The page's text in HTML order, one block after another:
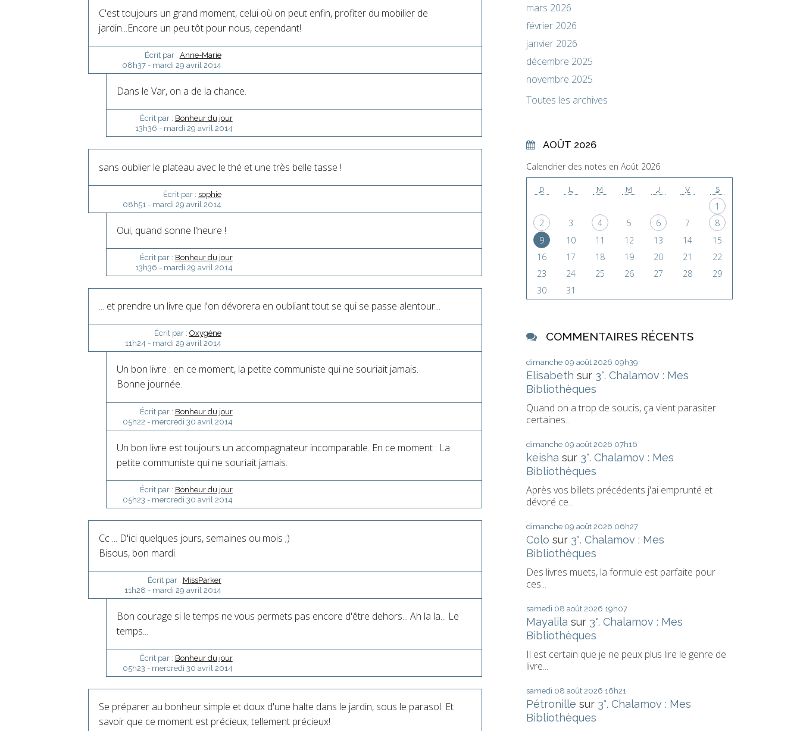
C'est toujours un grand moment, celui où on peut enfin, profiter du mobilier de
jardin...Encore un peu tôt pour nous, cependant!
Écrit par : Anne-Marie
08h37- mardi 29 avril 2014
Dans le Var, on a de la chance.
Écrit par : Bonheur du jour
13h36 - mardi 29 avril 2014
sans oublier le plateau avec le thé et une très belle tasse !
Écrit par : sophie
08h51 - mardi 29 avril 2014
Oui, quand sonne l'heure !
Écrit par : Bonheur du jour
13h36 - mardi 29 avril 2014
... et prendre un livre que l'on dévorera en oubliant tout se qui se passe alentour...
Écrit par : Oxygène
11h24 - mardi 29 avril 2014
Un bon livre : en ce moment, la petite communiste qui ne souriait jamais.
Bonne journée.
Écrit par : Bonheur du jour
05h22 - mercredi 30 avril 2014
Un bon livre est toujours un accompagnateur incomparable. En ce moment : La
petite communiste qui ne souriait jamais.
Écrit par : Bonheur du jour
05h23 - mercredi 30 avril 2014
Cc ... D'ici quelques jours, semaines ou mois ;)
Bisous, bon mardi
Écrit par : MissParker
11h28 - mardi 29 avril 2014
Bon courage si le temps ne vous permets pas encore d'être dehors... Ah la la... Le
temps...
Écrit par : Bonheur du jour
05h23 - mercredi 30 avril 2014
Se préparer au bonheur simple et doux d'une halte dans le jardin, sous le parasol. Et
savoir que ce moment est précieux, tellement précieux!
mars 2026
février 2026
janvier 2026
décembre 2025
novembre 2025
Toutes les archives
AOÛT 2026
Calendrier des notes en Août 2026
D L M M J V S
1
2
3 4 5 6 7
8
9
10 11 12 13 14
15
16
17 18 19 20 21
22
23
24 25 26 27 28
29
30
31
COMMENTAIRES RÉCENTS
dimanche 09 août 2026 09h39
Elisabeth sur 3°. Chalamov : Mes
Bibliothèques
Quand on a trop de soucis, ça vient parasiter
certaines...
dimanche 09 août 2026 07h16
keisha sur 3°. Chalamov : Mes
Bibliothèques
Après vos billets précédents j'ai emprunté et
dévoré ce...
dimanche 09 août 2026 06h27
Colo sur 3°. Chalamov : Mes
Bibliothèques
Des livres muets, la formule est parfaite pour
ces...
samedi 08 août 2026 19h07
Mayalila sur 3°. Chalamov : Mes
Bibliothèques
Il est certain que je ne peux plus lire le genre de
livre...
samedi 08 août 2026 16h21
Pétronille sur 3°. Chalamov : Mes
Bibliothèques